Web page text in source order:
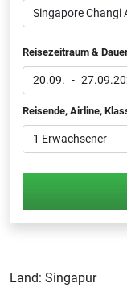
Reisezeitraum &
20.09. -
Reisende, Airline,
1 Erwachsener
Land: Singapur